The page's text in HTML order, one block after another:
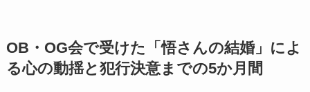
OB・OG会で受けた「悟さんの結婚」によ
る心の動揺と犯行決意までの5か月間